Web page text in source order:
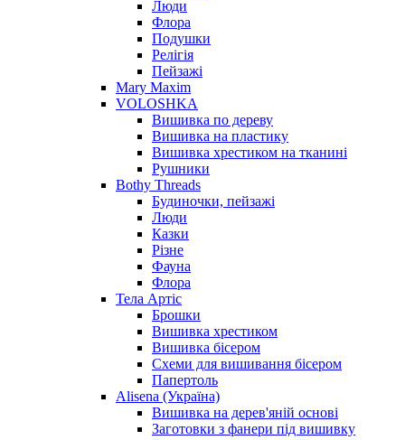
Люди
Флора
Подушки
Релігія
Пейзажі
Mary Maxim
VOLOSHKA
Вишивка по дереву
Вишивка на пластику
Вишивка хрестиком на тканині
Рушники
Bothy Threads
Будиночки, пейзажі
Люди
Казки
Різне
Фауна
Флора
Тела Артіс
Брошки
Вишивка хрестиком
Вишивка бісером
Схеми для вишивання бісером
Папертоль
Alisena (Україна)
Вишивка на дерев'яній основі
Заготовки з фанери під вишивку